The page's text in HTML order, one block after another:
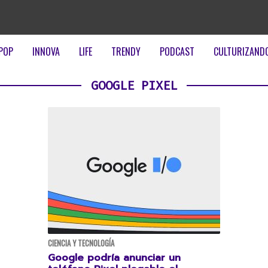
INNOVA LIFE TRENDY PODCAST
GOOGLE PIXEL
CIENCIA Y TECNOLOGÍA
Google podría anunciar un